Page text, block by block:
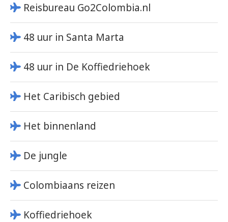
Reisbureau Go2Colombia.nl
48 uur in Santa Marta
48 uur in De Koffiedriehoek
Het Caribisch gebied
Het binnenland
De jungle
Colombiaans reizen
Koffiedriehoek